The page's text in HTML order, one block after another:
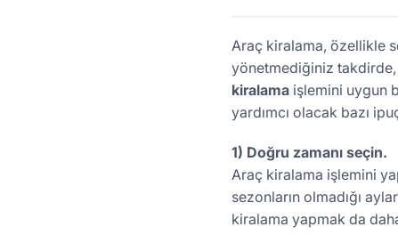
Araç kiralama, özellikle
yönetmediğiniz
kiralama işlemini uygun
yardımcı olacak bazı
1) Doğru zamanı seçin.
Araç kiralama işlemini
sezonların olmadığı
kiralama yapmak da